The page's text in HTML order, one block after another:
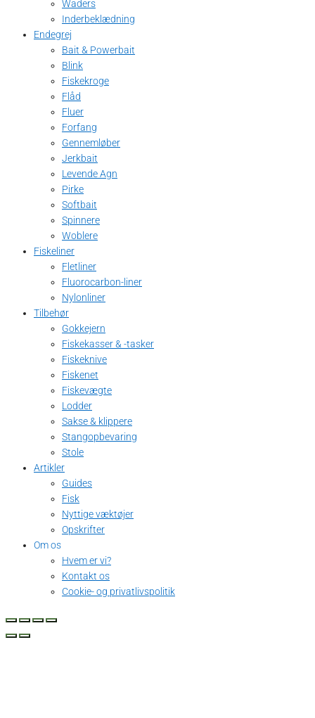
Waders
Inderbeklædning
Endegrej
Bait & Powerbait
Blink
Fiskekroge
Flåd
Fluer
Forfang
Gennemløber
Jerkbait
Levende Agn
Pirke
Softbait
Spinnere
Woblere
Fiskeliner
Fletliner
Fluorocarbon-liner
Nylonliner
Tilbehør
Gokkejern
Fiskekasser & -tasker
Fiskeknive
Fiskenet
Fiskevægte
Lodder
Sakse & klippere
Stangopbevaring
Stole
Artikler
Guides
Fisk
Nyttige væktøjer
Opskrifter
Om os
Hvem er vi?
Kontakt os
Cookie- og privatlivspolitik